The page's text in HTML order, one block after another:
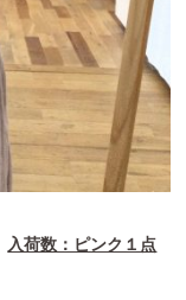
入荷数：ピンク１点